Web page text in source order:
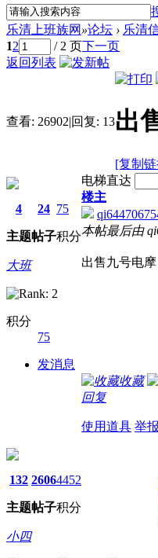
乐清上班族网 »论坛 › 乐清
12 / 2 页下一页
返回列表
查看: 26902|回复: 13出
[复制
4
主题
24
帖子
75
积分
大班
积分
75
发消息
电梯直达
楼主
本帖最后由
出售九号电
收藏
回复
使用道具 举报
132
主题
2606
帖子
4452
积分
小四